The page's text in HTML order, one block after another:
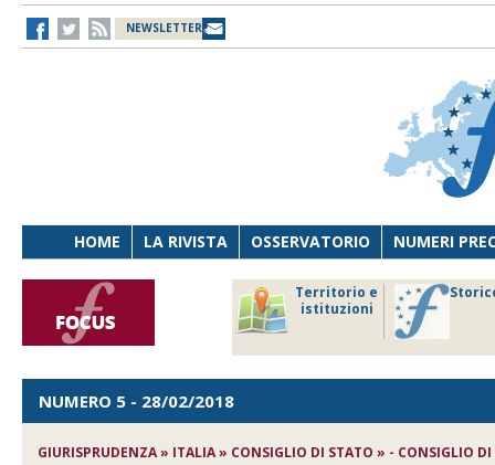
NEWSLETTER
HOME LA RIVISTA OSSERVATORIO NUMERI
Territorio e
istituzioni
NUMERO 5 - 28/02/2018
GIURISPRUDENZA » ITALIA » CONSIGLIO DI STATO » - CONSIGLIO